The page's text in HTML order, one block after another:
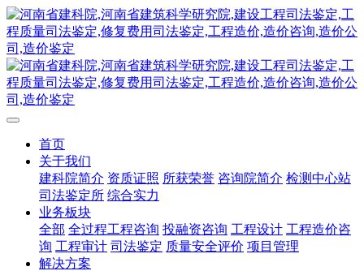
首页
关于我们
建科院简介 资质证照 所获荣誉 咨询院简介 检测中心站
司法鉴定所 综合实力
业务板块
全部 全过程工程咨询 投融资咨询 工程设计 工程造价咨
询 工程审计 司法鉴定 质量安全评价 项目管理
解决方案